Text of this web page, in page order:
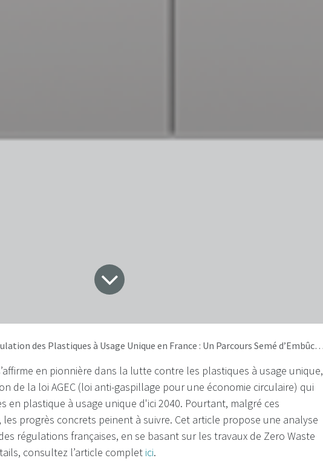
des Plastiques à Usage Unique en France : Un Parcours Semé d’Embûches
en pionnière dans la lutte contre les plastiques à usage unique,
de la loi AGEC (loi anti-gaspillage pour une économie circulaire) qui
en plastique à usage unique d'ici 2040. Pourtant, malgré ces
les progrès concrets peinent à suivre. Cet article propose une analyse
régulations françaises, en se basant sur les travaux de Zero Waste
consultez l’article complet ici.